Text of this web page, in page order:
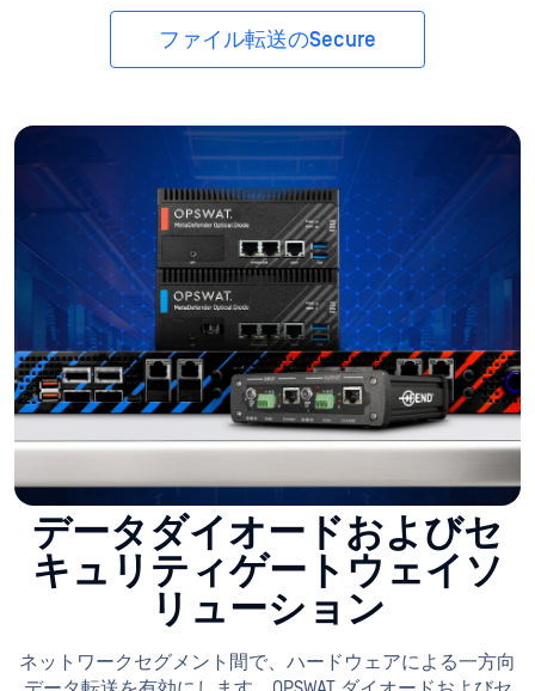
ファイル転送のSecure
データダイオードおよびセ
キュリティゲートウェイソ
リューション
ネットワークセグメント間で、ハードウェアによる一方向